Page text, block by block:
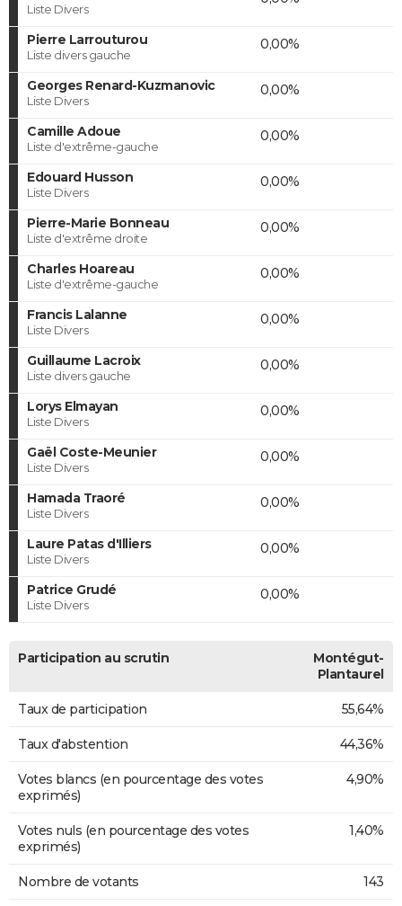
Liste Divers
Pierre Larrouturou
Liste divers gauche
0,00%
Georges Renard-Kuzmanovic
Liste Divers
0,00%
Camille Adoue
Liste d'extrême-gauche
0,00%
Edouard Husson
Liste Divers
0,00%
Pierre-Marie Bonneau
Liste d'extrême droite
0,00%
Charles Hoareau
Liste d'extrême-gauche
0,00%
Francis Lalanne
Liste Divers
0,00%
Guillaume Lacroix
Liste divers gauche
0,00%
Lorys Elmayan
Liste Divers
0,00%
Gaël Coste-Meunier
Liste Divers
0,00%
Hamada Traoré
Liste Divers
0,00%
Laure Patas d'Illiers
Liste Divers
0,00%
Patrice Grudé
Liste Divers
0,00%
Participation au scrutin
Montégut-
Plantaurel
Taux de participation 55,64%
Taux d'abstention 44,36%
Votes blancs (en pourcentage des votes
exprimés)
4,90%
Votes nuls (en pourcentage des votes
exprimés)
1,40%
Nombre de votants 143